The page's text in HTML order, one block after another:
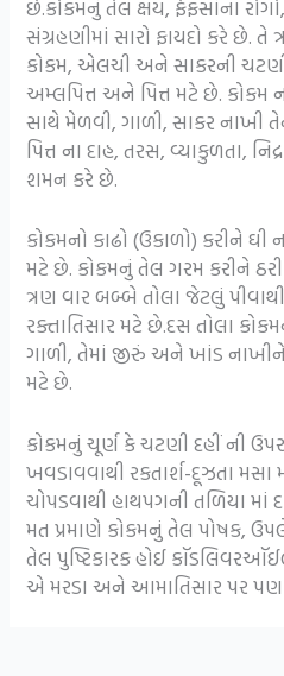
છે.કોકમનું તેલ ક્ષય, ફેફસાંના
સંગ્રહણીમાં સારો ફાયદો કરે છે.
કોકમ, એલચી અને સાકરની
અમ્લપિત્ત અને પિત્ત મટે છે. કોકમ
સાથે મેળવી, ગાળી, સાકર નાખી
પિત્ત ના દાહ, તરસ, વ્યાકુળતા,
શમન કરે છે.
કોકમનો કાઢો (ઉકાળો) કરીને
મટે છે. કોકમનું તેલ ગરમ કરીને
ત્રણ વાર બબ્બે તોલા જેટલું
રક્તાતિસાર મટે છે.દસ તોલા
ગાળી, તેમાં જીરું અને ખાંડ નાખીને
મટે છે.
કોકમનું ચૂર્ણ કે ચટણી દહીં ની
ખવડાવવાથી રકતાર્શ-દૂઝતા
ચોપડવાથી હાથપગની તળિયા માં
મત પ્રમાણે કોકમનું તેલ પોષક,
તેલ પુષ્ટિકારક હોઈ
એ મરડા અને આમાતિસાર પર પણ